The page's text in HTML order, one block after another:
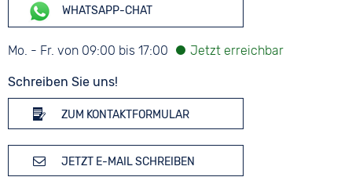
WHATSAPP-CHAT
Mo. - Fr. von 09:00 bis 17:00
Schreiben Sie uns!
ZUM KONTAKTFORMULAR
JETZT E-MAIL SCHREIBEN